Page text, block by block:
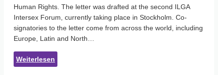
Human Rights. The letter was drafted at the second ILGA
Intersex Forum, currently taking place in Stockholm. Co-
signatories to the letter come from across the world, including
Europe, Latin and North…
Weiterlesen
Offener